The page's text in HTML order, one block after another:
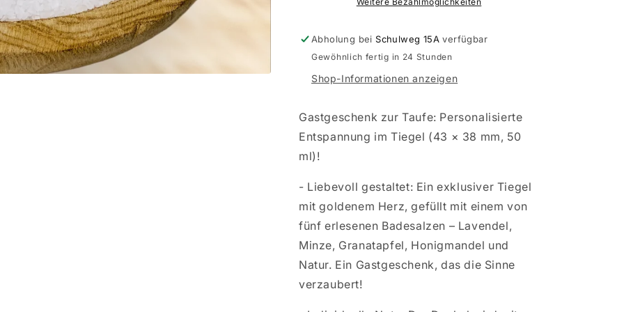
für
die
Taufe
für
die
Taufe
Abholung beiSchulweg 15A verfügbar
Gewöhnlich fertig in 24 Stunden
Shop-Informationen anzeigen
Gastgeschenk zur Taufe: Personalisierte
Entspannung im Tiegel (43 × 38 mm, 50
ml)!
- Liebevoll gestaltet: Ein exklusiver Tiegel
mit goldenem Herz, gefüllt mit einem von
fünf erlesenen Badesalzen – Lavendel,
Minze, Granatapfel, Honigmandel und
Natur. Ein Gastgeschenk, das die Sinne
verzaubert!